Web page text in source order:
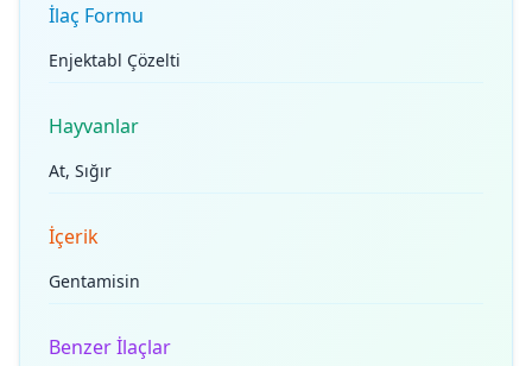
İlaç Formu
Enjektabl Çözelti
Hayvanlar
At, Sığır
İçerik
Gentamisin
Benzer İlaçlar